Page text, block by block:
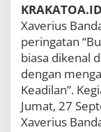
Xaverius
peringatan
biasa dikenal
dengan
Keadilan”.
Jumat, 27
Xaverius